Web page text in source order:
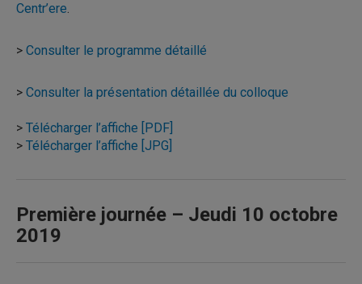
Centr’ere.
> Consulter le programme détaillé
> Consulter la présentation détaillée du colloque
> Télécharger l’affiche [PDF]
> Télécharger l’affiche [JPG]
Première journée – Jeudi 10 octobre
2019